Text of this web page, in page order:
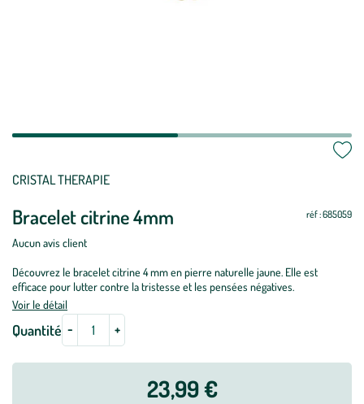
CRISTAL THERAPIE
Bracelet citrine 4mm réf : 685059
Aucun avis client
Découvrez le bracelet citrine 4 mm en pierre naturelle jaune. Elle est
efficace pour lutter contre la tristesse et les pensées négatives.
Voir le détail
Quantité
Mettre
jour
-
Mettre
jour
+
23,99 €